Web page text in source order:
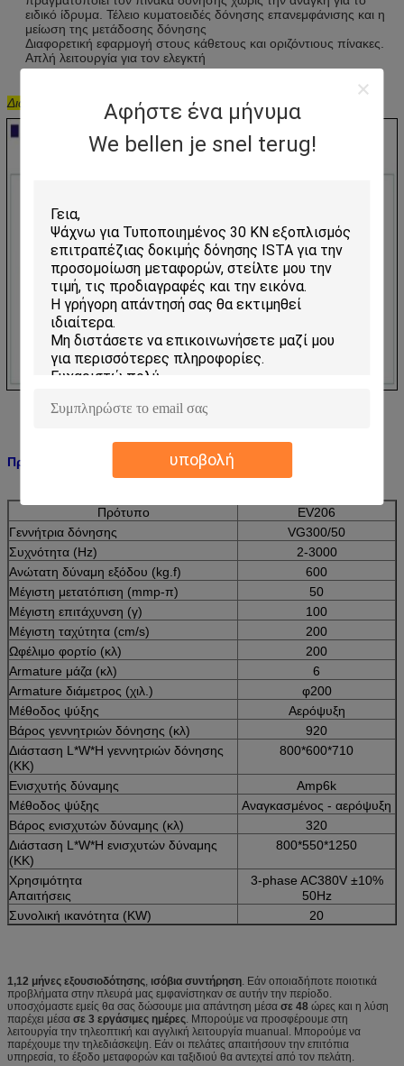
Αφήστε ένα μήνυμα
We bellen je snel terug!
υποβολή
ειδικό ίδρυμα. Τέλειο κυματοειδές δόνησης επανεμφάνισης και η
μείωση της μετάδοσης δόνησης
Διαφορετική εφαρμογή στους κάθετους και οριζόντιους πίνακες.
Απλή λειτουργία για τον ελεγκτή
Διάγραμμα φραγμών συστημάτων δοκιμής δόνησης
Προδιαγραφές:
Πρότυπο
EV206
Γεννήτρια δόνησης
VG300/50
Συχνότητα (Hz)
2-3000
Ανώτατη δύναμη εξόδου (kg.f)
600
Μέγιστη μετατόπιση (mmp-π)
50
Μέγιστη επιτάχυνση (γ)
100
Μέγιστη ταχύτητα (cm/s)
200
Ωφέλιμο φορτίο (κλ)
200
Armature μάζα (κλ)
6
Armature διάμετρος (χιλ.)
φ200
Μέθοδος ψύξης
Αερόψυξη
Βάρος γεννητριών δόνησης (κλ)
920
Διάσταση L*W*H γεννητριών δόνησης
(ΚΚ)
800*600*710
Ενισχυτής δύναμης
Amp6k
Μέθοδος ψύξης
Αναγκασμένος - αερόψυξη
Βάρος ενισχυτών δύναμης (κλ)
320
Διάσταση L*W*H ενισχυτών δύναμης
(ΚΚ)
800*550*1250
Χρησιμότητα
Απαιτήσεις
3-phase AC380V ±10%
50Hz
Συνολική ικανότητα (KW)
20
1,12 μήνες εξουσιοδότησης, ισόβια συντήρηση. Εάν οποιαδήποτε ποιοτικά
προβλήματα στην πλευρά μας εμφανίστηκαν σε αυτήν την περίοδο.
υποσχόμαστε εμείς θα σας δώσουμε μια απάντηση μέσα σε 48 ώρες και η λύση
παρέχει μέσα σε 3 εργάσιμες ημέρες. Μπορούμε να προσφέρουμε στη
λειτουργία την τηλεοπτική και αγγλική λειτουργία muanual. Μπορούμε να
παρέχουμε την τηλεδιάσκεψη. Εάν οι πελάτες απαιτήσουν την επιτόπια
υπηρεσία, το έξοδο μεταφορών και ταξιδιού θα αντεχτεί από τον πελάτη.